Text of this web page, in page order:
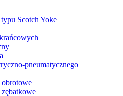
Scotch Yoke
pneumatycznego
obrotowe
zębatkowe